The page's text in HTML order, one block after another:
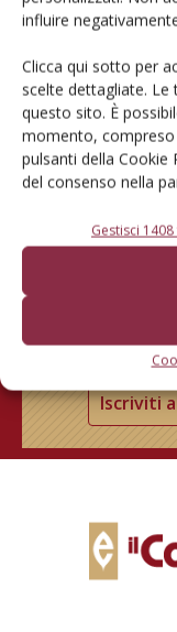
influire
Clicca qui sotto per
scelte dettagliate. Le
questo sito. È
momento,
pulsanti della Cookie
del consenso nella
Gestisci
Iscriviti